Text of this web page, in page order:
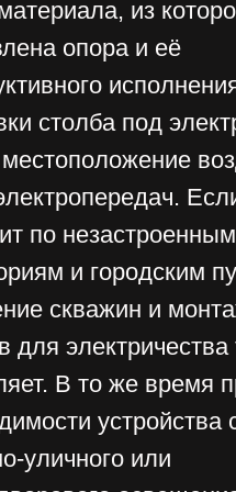
в пробурённую скважину и
в вертикальное положение;
скважине и растяжками.
бетонных столбов под
двухстоечной и
конструкции
монтируются сначала
и нижние концы
связей между стойками.
установка бетонных
электричества обратной
выполняемой после